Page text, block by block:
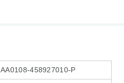
AA0108-458927010-P